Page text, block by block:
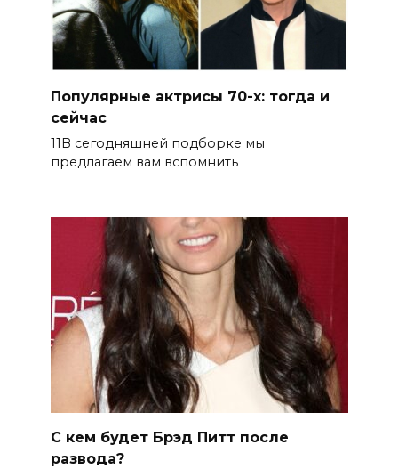
Популярные актрисы 70-х: тогда и
сейчас
11В сегодняшней подборке мы
предлагаем вам вспомнить
С кем будет Брэд Питт после
развода?